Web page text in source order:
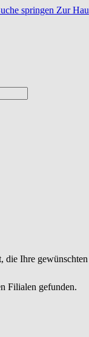
springen Zur
die Ihre
Filialen gefunden.